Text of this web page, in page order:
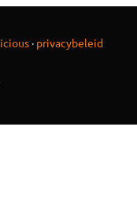
· privacybeleid